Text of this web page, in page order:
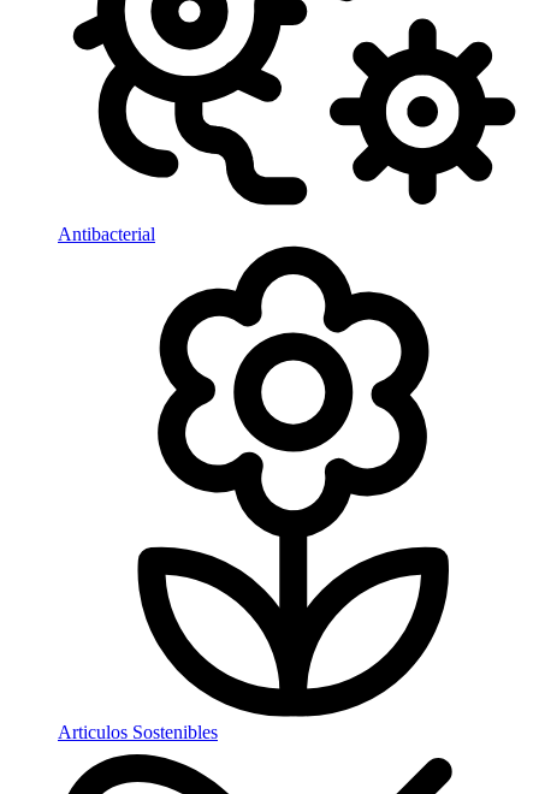
Antibacterial
Articulos Sostenibles